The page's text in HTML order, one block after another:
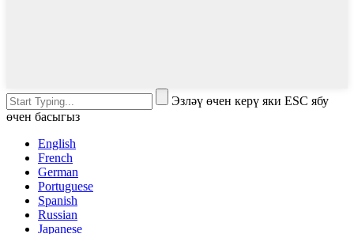
Эзләү өчен керү яки ESC ябу
өчен басыгыз
English
French
German
Portuguese
Spanish
Russian
Japanese